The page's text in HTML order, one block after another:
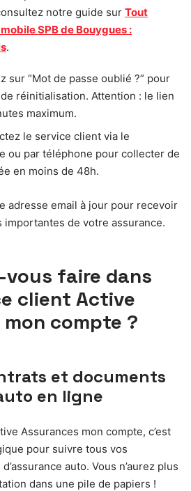
notre guide sur Tout
SPB de Bouygues :
.
sur “Mot de passe oublié ?” pour
réinitialisation. Attention : le lien
maximum.
le service client via le
ou par téléphone pour collecter de
en moins de 48h.
adresse email à jour pour recevoir
de votre assurance.
vous faire dans
client Active
compte ?
et documents
en ligne
Assurances mon compte, c’est
pour suivre tous vos
auto. Vous n’aurez plus
dans une pile de papiers !